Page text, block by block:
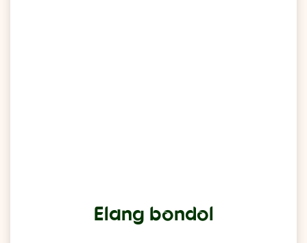
Elang bondol